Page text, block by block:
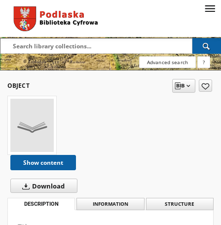
Advanced search ?
OBJECT
Show content
Download
DESCRIPTION INFORMATION STRUCTURE